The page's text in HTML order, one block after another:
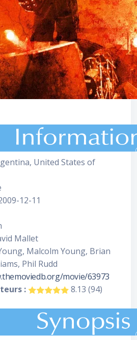
United States of
12-11
Mallet
Malcolm Young, Brian
Phil Rudd
movie/63973
:
8.13 (94)